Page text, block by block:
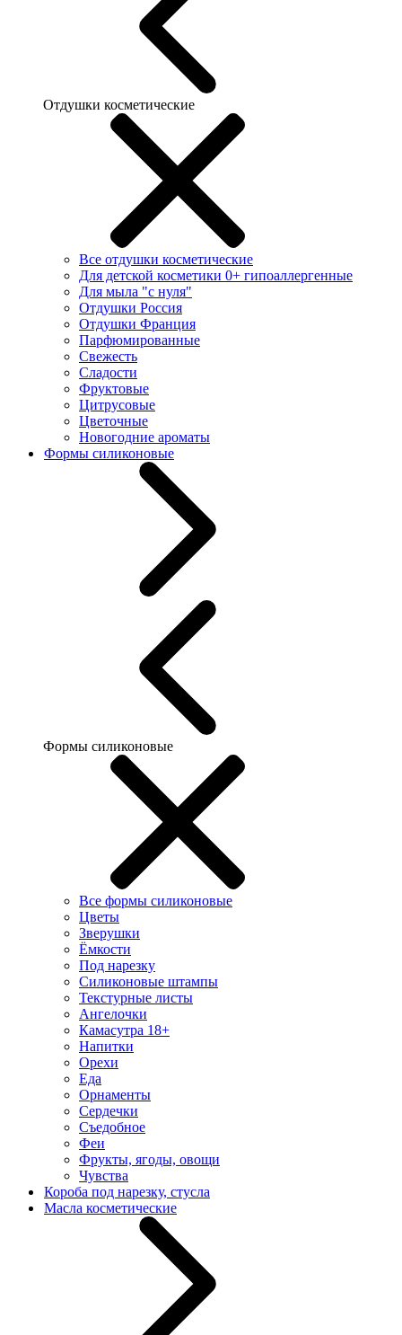
Отдушки косметические
Все отдушки косметические
Для детской косметики 0+ гипоаллергенные
Для мыла "с нуля"
Отдушки Россия
Отдушки Франция
Парфюмированные
Свежесть
Сладости
Фруктовые
Цитрусовые
Цветочные
Новогодние ароматы
Формы силиконовые
Формы силиконовые
Все формы силиконовые
Цветы
Зверушки
Ёмкости
Под нарезку
Силиконовые штампы
Текстурные листы
Ангелочки
Камасутра 18+
Напитки
Орехи
Еда
Орнаменты
Сердечки
Съедобное
Феи
Фрукты, ягоды, овощи
Чувства
Короба под нарезку, стусла
Масла косметические